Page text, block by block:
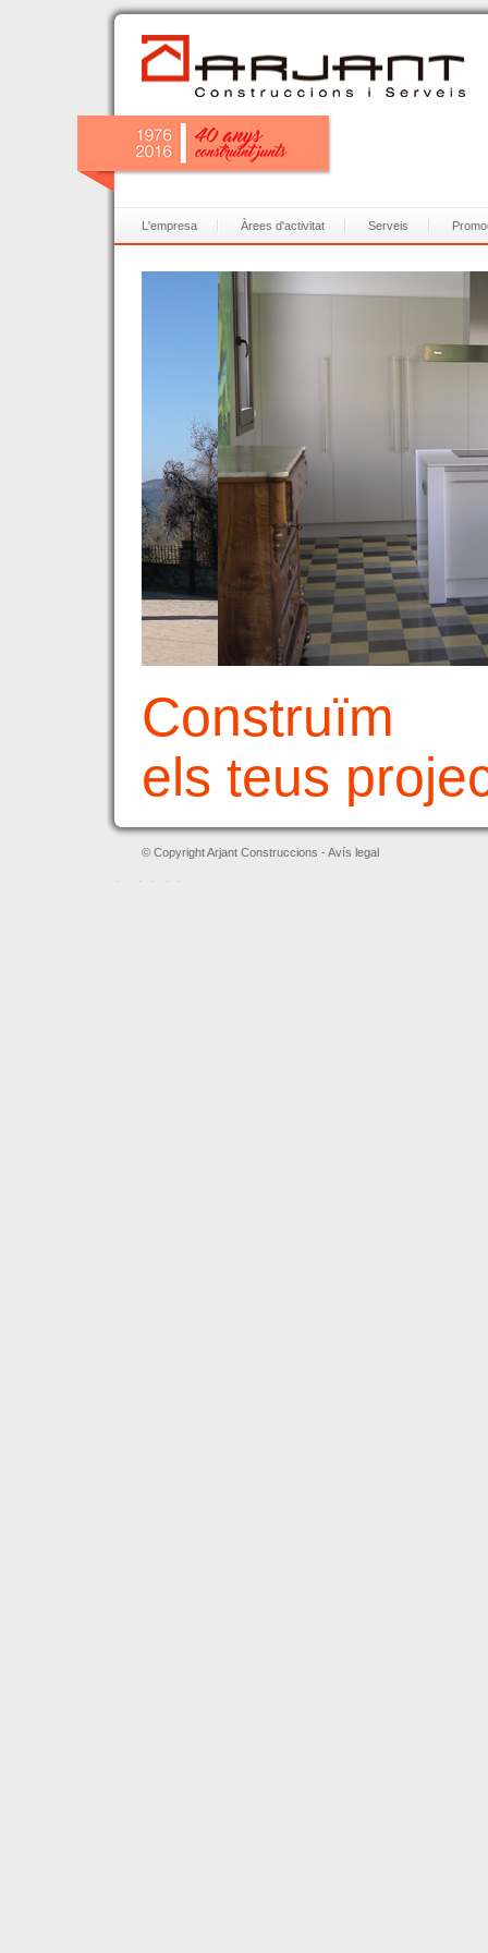
L'empresa Àrees d'activitat Serveis
Construïm
els teus
© Copyright Arjant Construccions - Avís legal
레플리카 시계